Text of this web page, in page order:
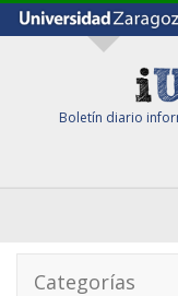
Boletín diario
Categorías